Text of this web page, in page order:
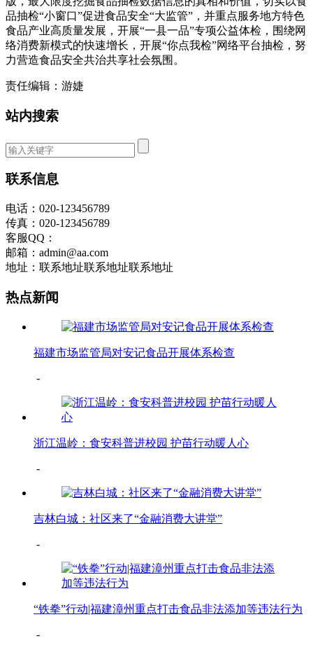
品抽检“小窗口”促进食品安全“大监管”，并重点服务地方特色
食品产业高质量发展，开展“一县一品”专项公益体检，围绕网
络消费新模式的快速增长，开展“你点我检”网络平台抽检，努
力营造食品安全共治共享社会氛围。
责任编辑：游婕
站内搜索
联系信息
电话：020-123456789
传真：020-123456789
客服QQ：
邮箱：admin@aa.com
地址：联系地址联系地址联系地址
热点新闻
福建市场监管局对安记食品开展体系检查
-
浙江温岭：食安科普进校园 护苗行动暖人心
-
吉林白城：社区来了“金融消费大讲堂”
-
“铁拳”行动|福建漳州重点打击食品非法添加等违法行为
-